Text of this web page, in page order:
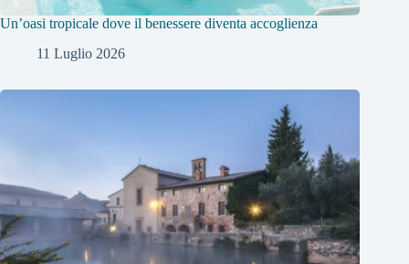
Un’oasi tropicale dove il benessere diventa accoglienza
11 Luglio 2026